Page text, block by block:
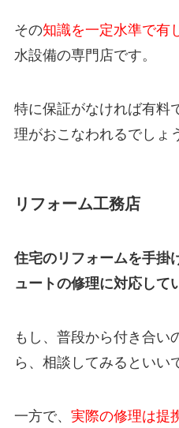
その知識を一定水準で有
水設備の専門店です。
特に保証がなければ有料
理がおこなわれるでしょ
リフォーム工務店
住宅のリフォームを手掛
ュートの修理に対応して
もし、普段から付き合い
ら、相談してみるといい
一方で、 実際の修理は提